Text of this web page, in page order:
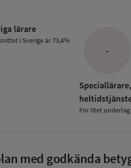
lärare
i Sverige är 73,4%
-
För litet underlag
med godkända